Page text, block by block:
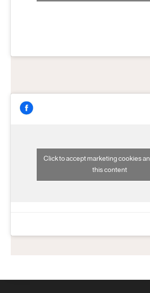
Click to accept marketing cookies
this content